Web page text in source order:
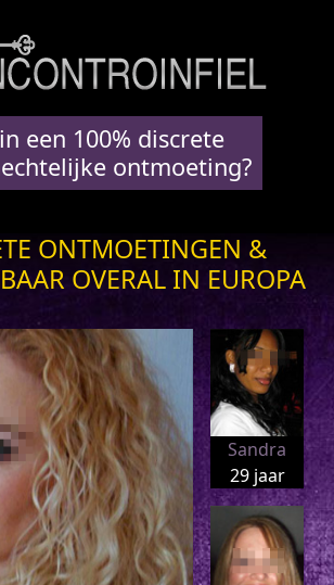
een 100% discrete
ontmoeting?
ONTMOETINGEN &
OVERAL IN EUROPA
Sandra
29 jaar